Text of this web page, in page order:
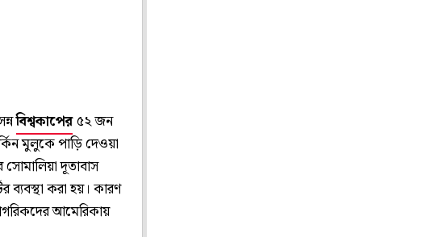
বিশ্বকাপের৫২ জন
মুলুকে পাড়ি দেওয়া
সোমালিয়া দূতাবাস
করা হয়। কারণ
আমেরিকায়